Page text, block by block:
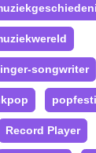
songwriter
Record Player